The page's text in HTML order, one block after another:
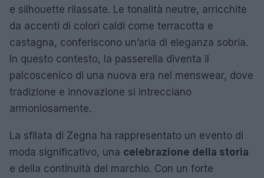
e silhouette rilassate. Le tonalità neutre, arricchite
da accenti di colori caldi come terracotta e
castagna, conferiscono un’aria di eleganza sobria.
In questo contesto, la passerella diventa il
palcoscenico di una nuova era nel menswear, dove
tradizione e innovazione si intrecciano
armoniosamente.
La sfilata di Zegna ha rappresentato un evento di
moda significativo, una celebrazione della storia
e della continuità del marchio. Con un forte